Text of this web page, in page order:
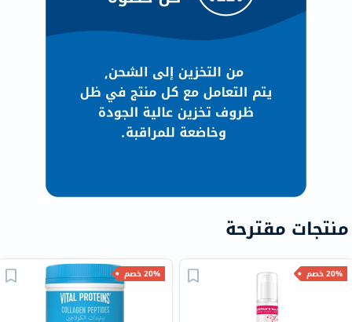
منتجات مقترحة
20% خصم 20% خصم